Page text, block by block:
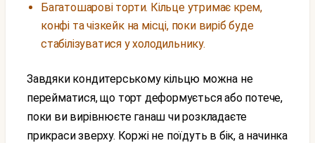
Багатошарові торти. Кільце утримає крем,
конфі та чізкейк на місці, поки виріб буде
стабілізуватися у холодильнику.
Завдяки кондитерському кільцю можна не
перейматися, що торт деформується або потече,
поки ви вирівнюєте ганаш чи розкладаєте
прикраси зверху. Коржі не поїдуть в бік, а начинка